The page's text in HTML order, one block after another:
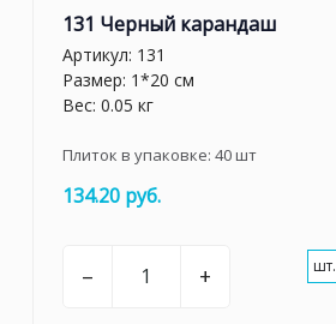
131 Черный карандаш
Артикул: 131
Размер: 1*20 см
Вес: 0.05 кг
Плиток в упаковке: 40шт
134.20 руб.
– + шт.